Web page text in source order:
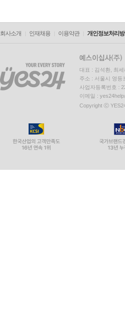
회사소개 인재채용 이용약관 개인정보처리
대표 : 김석환, 최세
주소 : 서울시 영등
사업자등록번호 :
이메일 :
Copyright ⓒ